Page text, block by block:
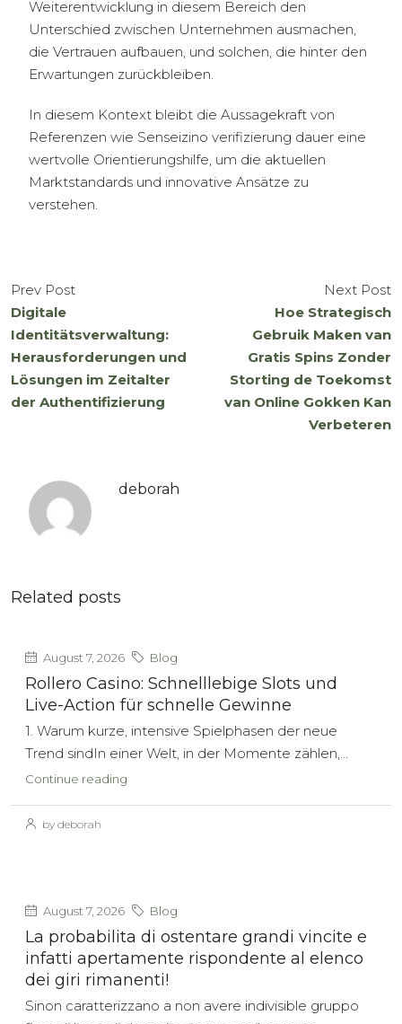
Weiterentwicklung in diesem Bereich den
Unterschied zwischen Unternehmen ausmachen,
die Vertrauen aufbauen, und solchen, die hinter den
Erwartungen zurückbleiben.
In diesem Kontext bleibt die Aussagekraft von
Referenzen wie Senseizino verifizierung dauer eine
wertvolle Orientierungshilfe, um die aktuellen
Marktstandards und innovative Ansätze zu
verstehen.
Prev Post
Digitale
Identitätsverwaltung:
Herausforderungen und
Lösungen im Zeitalter
der Authentifizierung
Next Post
Hoe Strategisch
Gebruik Maken van
Gratis Spins Zonder
Storting de Toekomst
van Online Gokken Kan
Verbeteren
deborah
Related posts
August 7, 2026 Blog
Rollero Casino: Schnelllebige Slots und
Live-Action für schnelle Gewinne
1. Warum kurze, intensive Spielphasen der neue
Trend sindIn einer Welt, in der Momente zählen,...
Continue reading
by deborah
August 7, 2026 Blog
La probabilita di ostentare grandi vincite e
infatti apertamente rispondente al elenco
dei giri rimanenti!
Sinon caratterizzano a non avere indivisible gruppo